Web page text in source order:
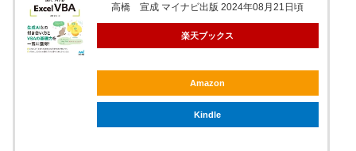
高橋 宣成 マイナビ出版 2024年08月21日頃
楽天ブックス
Amazon
Kindle